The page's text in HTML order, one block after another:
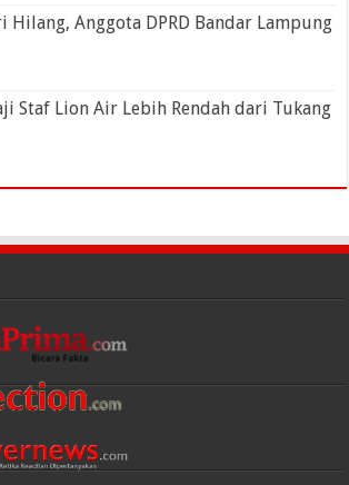
Hilang, Anggota DPRD Bandar Lampung
Staf Lion Air Lebih Rendah dari Tukang